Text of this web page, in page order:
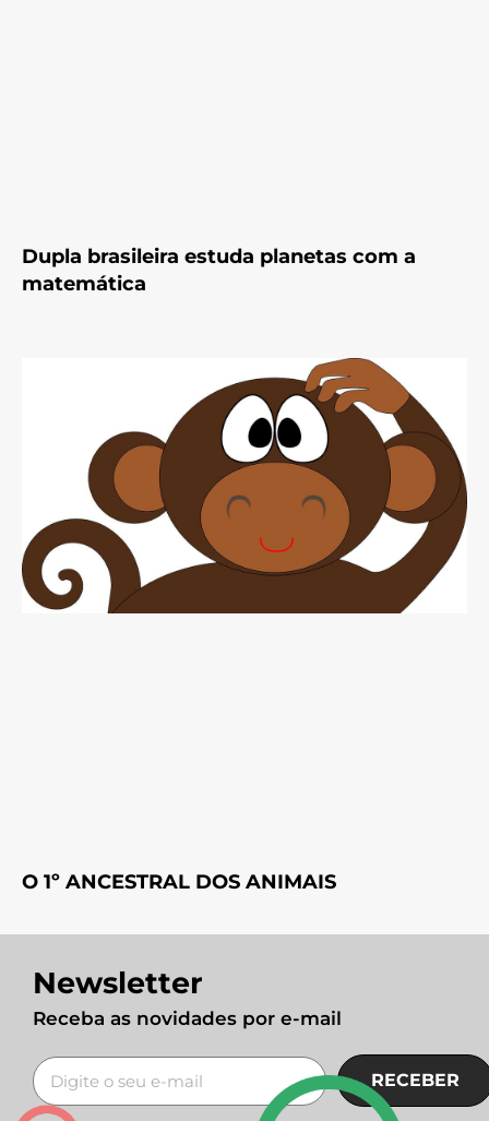
Dupla brasileira estuda planetas com a
matemática
O 1º ANCESTRAL DOS ANIMAIS
Newsletter
Receba as novidades por e-mail
RECEBER